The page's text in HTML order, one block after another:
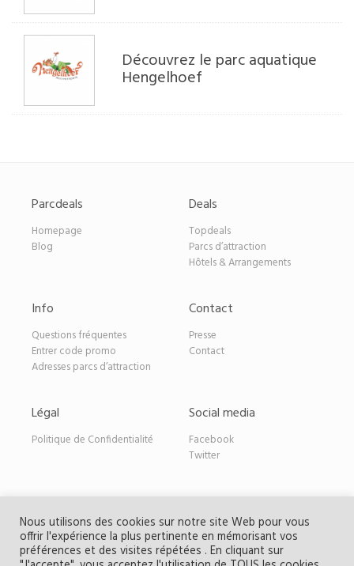
Découvrez le parc aquatique
Hengelhoef
Parcdeals
Homepage
Blog
Deals
Topdeals
Parcs d’attraction
Hôtels & Arrangements
Info
Questions fréquentes
Entrer code promo
Adresses parcs d’attraction
Contact
Presse
Contact
Légal
Politique de Confidentialité
Social media
Facebook
Twitter
Copyright Parcdeals.be| Les offres distribuées
exclusivement ne peuvent être publiées par des tiers sans
Nous utilisons des cookies sur notre site Web pour vous
offrir l'expérience la plus pertinente en mémorisant vos
préférences et des visites répétées . En cliquant sur